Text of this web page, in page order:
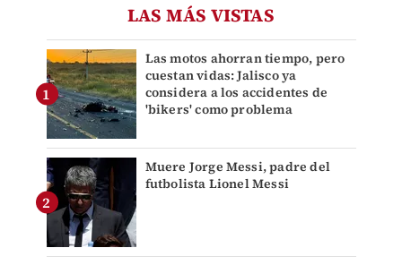
LAS MÁS VISTAS
Las motos ahorran tiempo, pero
cuestan vidas: Jalisco ya
considera a los accidentes de
'bikers' como problema
Muere Jorge Messi, padre del
futbolista Lionel Messi